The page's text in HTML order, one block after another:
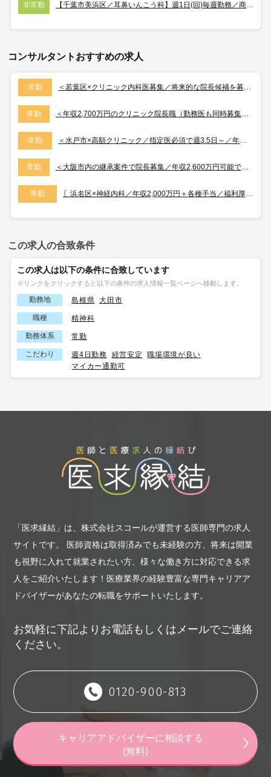
非常勤 【千葉市美浜区／耳鼻いんこう科】週1日(回)毎週勤務／商業施設内にあるきれいなクリニックでのご勤務です
コンサルタントおすすめの求人
常勤 ＜若葉区×クリニック内科医募集／将来的な院長候補を募集しております＞
常勤 ＜年収2,700万円のクリニック院長職（勤務医も同時募集）／整形専門医必須／中原区のクリニック／外来のみで土日祝やお休みです◎＞
常勤 ＜水戸市×高額クリニック／指定医必須で週3.5日～／年収最大2,900万円＞
常勤 ＜大阪市内の継承案件で院長募集／年収2,600万円可能で交通費も全額支給（高速代も）／当直なしでWLB◎＞
常勤 〖浜名区×神経内科／年収2,000万円＋各種手当／福利厚生も◎〗
この求人の合致条件
この求人は以下の条件に合致しています
※リンクをクリックすると以下の条件の求人情報一覧ページへ移動します。
勤務地 島根県 大田市
職種 精神科
勤務体系 常勤
こだわり 週4日勤務 経営安定
職場環境が良い
マイカー通勤可
「医求縁結」は、株式会社スコールが運営する医師専門の求人
サイトです。
医師資格は取得済みでも未経験の方、将来は開業
も視野に入れて就業されたい方、様々な働き方に対応できる求
人をご紹介いたします！ 医療業界の経験豊富な専門キャリアア
ドバイザーがあなたの転職をサポートいたします。
お気軽に下記よりお電話もしくはメールでご連絡
ください。
0120-900-813
キャリアアドバイザーに相談する
(無料)